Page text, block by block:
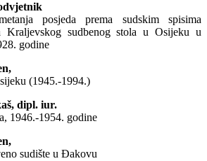
posjeda prema sudskim spisima
Kraljevskog sudbenog stola u Osijeku u
godine
(1945.-1994.)
dipl. iur.
1946.-1954. godine
sudište u Đakovu